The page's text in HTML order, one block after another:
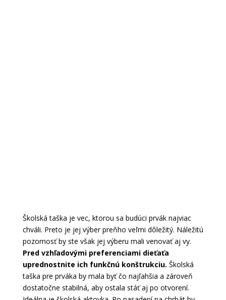
Školská taška je vec, ktorou sa budúci prvák najviac
chváli. Preto je jej výber preňho veľmi dôležitý. Náležitú
pozornosť by ste však jej výberu mali venovať aj vy.
Pred vzhľadovými preferenciami dieťaťa
uprednostnite ich funkčnú konštrukciu. Školská
taška pre prváka by mala byť čo najľahšia a zároveň
dostatočne stabilná, aby ostala stáť aj po otvorení.